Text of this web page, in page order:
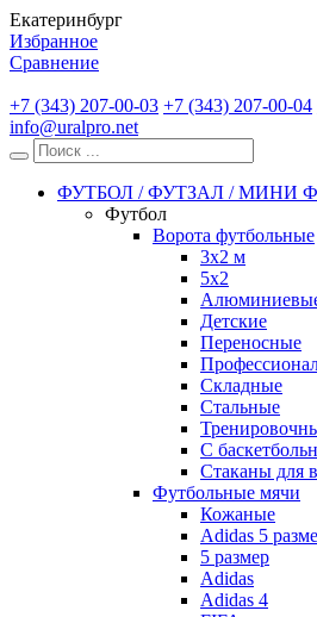
Екатеринбург
Избранное
Сравнение
+7 (343) 207-00-03 +7 (343) 207-00-04
info@uralpro.net
ФУТБОЛ / ФУТЗАЛ / МИНИ
Футбол
Ворота футбольные
3х2 м
5х2
Детские
Переносные
Складные
Стальные
С
Стаканы для
Футбольные мячи
Кожаные
Adidas 5
5 размер
Adidas
Adidas 4